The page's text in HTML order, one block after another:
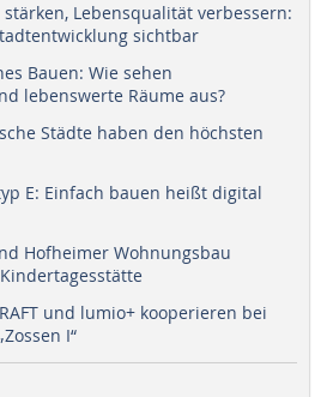
Lebensqualität verbessern:
sichtbar
Bauen: Wie sehen
lebenswerte Räume aus?
Städte haben den höchsten
E: Einfach bauen heißt digital
Hofheimer Wohnungsbau
und lumio+ kooperieren bei
I“